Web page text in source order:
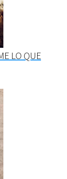
LO QUE